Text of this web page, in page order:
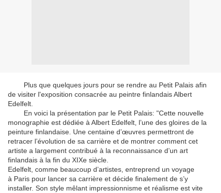
Plus que quelques jours pour se rendre au Petit Palais afin
de visiter l'exposition consacrée au peintre finlandais Albert
Edelfelt.
En voici la présentation par le Petit Palais: "Cette nouvelle
monographie est dédiée à Albert Edelfelt, l’une des gloires de la
peinture finlandaise. Une centaine d’œuvres permettront de
retracer l’évolution de sa carrière et de montrer comment cet
artiste a largement contribué à la reconnaissance d’un art
finlandais à la fin du XIXe siècle.
Edelfelt, comme beaucoup d’artistes, entreprend un voyage
à Paris pour lancer sa carrière et décide finalement de s’y
installer. Son style mêlant impressionnisme et réalisme est vite